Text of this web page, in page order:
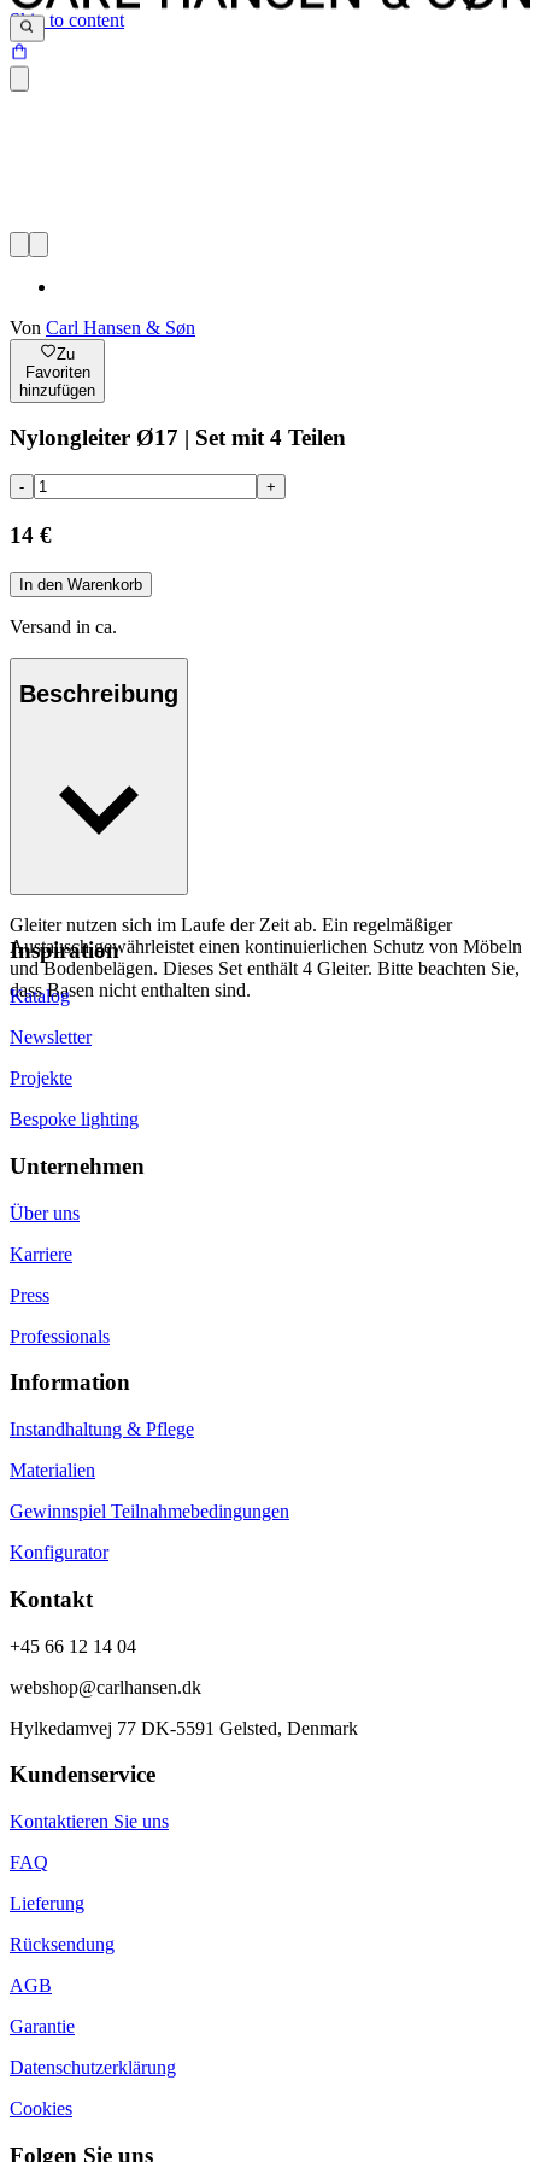
Skip to content
Von Carl Hansen & Søn
Zu
Favoriten
hinzufügen
Nylongleiter Ø17 | Set mit 4 Teilen
- +
14 €
In den Warenkorb
Versand in ca.
Beschreibung
Gleiter nutzen sich im Laufe der Zeit ab. Ein regelmäßiger
Austausch gewährleistet einen kontinuierlichen Schutz von Möbeln
und Bodenbelägen. Dieses Set enthält 4 Gleiter. Bitte beachten Sie,
dass Basen nicht enthalten sind.
Inspiration
Katalog
Newsletter
Projekte
Bespoke lighting
Unternehmen
Über uns
Karriere
Press
Professionals
Information
Instandhaltung & Pflege
Materialien
Gewinnspiel Teilnahmebedingungen
Konfigurator
Kontakt
+45 66 12 14 04
webshop@carlhansen.dk
Hylkedamvej 77 DK-5591 Gelsted, Denmark
Kundenservice
Kontaktieren Sie uns
FAQ
Lieferung
Rücksendung
AGB
Garantie
Datenschutzerklärung
Cookies
Folgen Sie uns